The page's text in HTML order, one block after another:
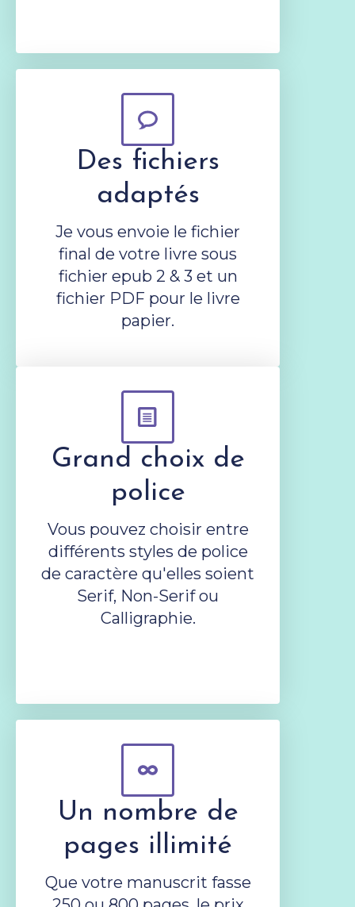
Des fichiers
adaptés
Je vous envoie le fichier
final de votre livre sous
fichier epub 2 & 3 et un
fichier PDF pour le livre
papier.
Grand choix de
police
Vous pouvez choisir entre
différents styles de police
de caractère qu'elles soient
Serif, Non-Serif ou
Calligraphie.
Un nombre de
pages illimité
Que votre manuscrit fasse